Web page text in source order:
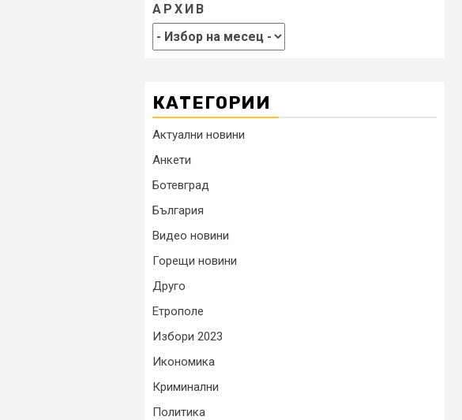
АРХИВ
КАТЕГОРИИ
Актуални новини
Анкети
Ботевград
България
Видео новини
Горещи новини
Друго
Етрополе
Избори 2023
Икономика
Криминални
Политика